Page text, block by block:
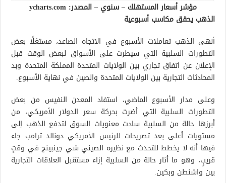
مؤشر أسعار المستهلك – سنوي – المصدر: ycharts.com
الذهب يحقق مكاسب أسبوعية
أنهى الذهب تعاملات الأسبوع في الاتجاه الصاعد، مستغلًا بعض
التطورات السلبية التي سيطرت على الأسواق لبعض الوقت قبل
الإعلان عن اتفاق تجاري بين الولايات المتحدة المملكة المتحدة وبد
المحادثات التجارية بين الولايات المتحدة والصين في نهاية الأسبوع.
وعلى مدار الأسبوع الماضي، استفاد المعدن النفيس من بعض
التطورات السلبية التي أضرت بحركة سعر الدولار الأمريكي، من
أبرزها حالة من السلبية سادت معنويات السوق لتدفع الذهب إلى
مستويات أعلى بعد تصريحات للرئيس الأمريكي دونالد ترامب جاء
فيها أنه لا يخطط للتحدث مع نظيره الصيني شي جينبينج في وقتٍ
قريبٍ، وهو ما أثار حالة من السلبية إزاء مستقبل العلاقات التجارية
بين واشنطن وبكين.